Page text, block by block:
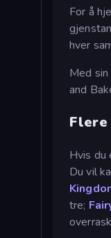
For å
hver
Med
and
Hvis du
Du vil
tre;